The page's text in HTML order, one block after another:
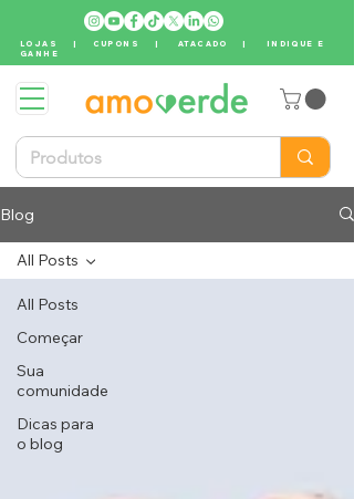
LOJAS | CUPONS |ATACADO | INDIQUE E
GANHE
Blog
All Posts
Começar
Sua
comunidade
Dicas para
o blog
All Posts